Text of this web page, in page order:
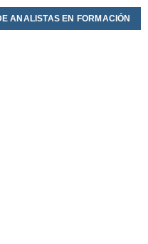
ANALISTAS EN FORMACIÓN